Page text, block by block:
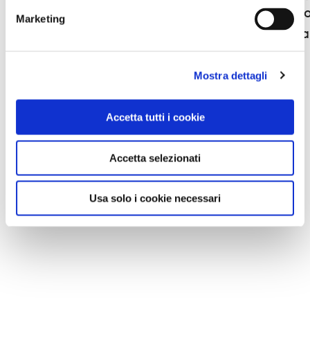
Marketing
Mostra dettagli
Accetta tutti i cookie
Accetta selezionati
Usa solo i cookie necessari
Luoghi, profumi, parole
scoperta